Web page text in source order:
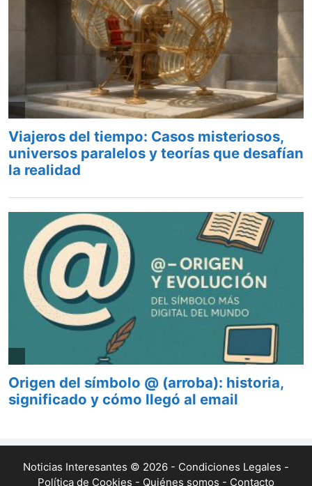
Noticias Interesantes © 2026 - Condiciones Legales -
Política de Cookies - Quiénes somos - Contacto